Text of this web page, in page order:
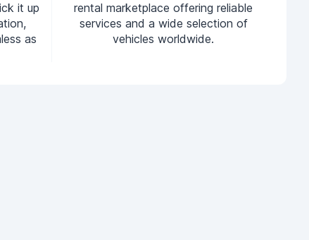
it up
as
rental marketplace offering reliable
services and a wide selection of
vehicles worldwide.